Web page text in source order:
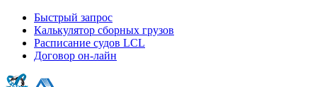
Быстрый запрос
Калькулятор сборных грузов
Расписание судов LCL
Договор он-лайн